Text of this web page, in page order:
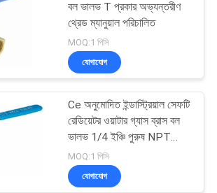
বল ভালভ T প্রকার অভ্যন্তরীণ
থ্রেড ম্যানুয়াল পরিচালিত
MOQ:1 পিসি
যোগাযোগ
Ce অনুমোদিত ইন্ডাস্ট্রিয়াল সেফটি
রেডিয়েটর ওয়াটার গ্যাস ব্রাস বল
ভালভ 1/4 ইঞ্চি পুরুষ NPT
লিভার শাট অফ ভালভ
MOQ:1 পিসি
যোগাযোগ